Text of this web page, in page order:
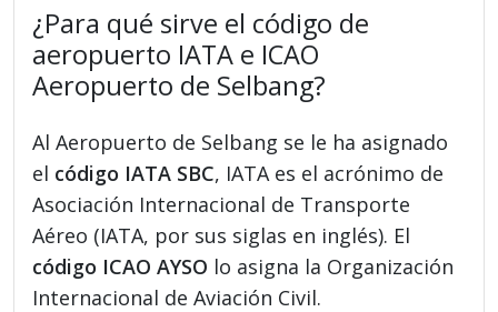
¿Para qué sirve el código de
aeropuerto IATA e ICAO
Aeropuerto de Selbang?
Al Aeropuerto de Selbang se le ha asignado
el código IATA SBC, IATA es el acrónimo de
Asociación Internacional de Transporte
Aéreo (IATA, por sus siglas en inglés). El
código ICAO AYSO lo asigna la Organización
Internacional de Aviación Civil.